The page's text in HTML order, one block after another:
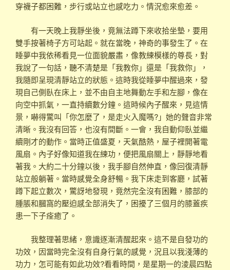
穿襪子都困難，步行或站立也感吃力。情況愈來愈差。
有一天晚上我靜坐後，竟無法蹲下來收拾坐墊，要用
雙手按著椅子方可站起。就在當晚，神奇的事發生了。在
睡夢中我依稀看見一位面貌嚴肅，像教練模樣的尊長，對
我說了一句話，聽不清楚是「我教你」還是「我救你」，
我隨即呈現清靜站立的狀態。這時我從睡夢中醒過來，發
現自己側臥在床上，並不由自主地舞動左手和左腳，像在
向空中抓氣，一直持續數分鐘。這時候內子醒來，見這情
景，嚇得驚叫「你怎麼了，是走火入魔嗎?」她的聲音非常
清晰。我沒有回答，也沒有間斷。一會，我自動仰臥並繼
續剛才的動作。當時正值盛夏，天氣酷熱，屋子裡開著電
風扇。內子好像知道我在練功，便把風扇關上，靜靜地看
著我。大約二十分鐘以後，我手腳自然伸直，像回復清靜
站立般躺著。當時感覺全身舒暢。我下床走到客廳，試著
蹲下起立數次，驚訝地發現，竟然完全沒有困難，膝部的
腫脹和膕窩的壓迫感全部消失了，困擾了三個月的膝蓋疾
患一下子痊癒了。
我整理著思緒，意識逐漸清醒起來。這不是自發功的
功效，因當時完全沒有自身行氣的感覺，況且以我淺薄的
功力，怎可能有如此功效?看看時間，是星期一的淩晨四點